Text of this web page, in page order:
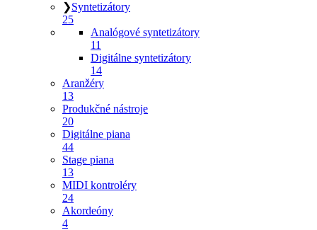
❯Syntetizátory
25
Analógové syntetizátory
11
Digitálne syntetizátory
14
Aranžéry
13
Produkčné nástroje
20
Digitálne piana
44
Stage piana
13
MIDI kontroléry
24
Akordeóny
4